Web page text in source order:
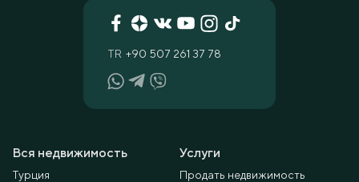
Вся недвижимость
Турция
Услуги
Продать недвижимость
TR +90 507 261 37 78